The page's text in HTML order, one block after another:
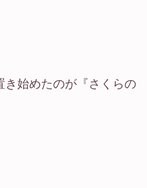
き始めたのが『さくらの